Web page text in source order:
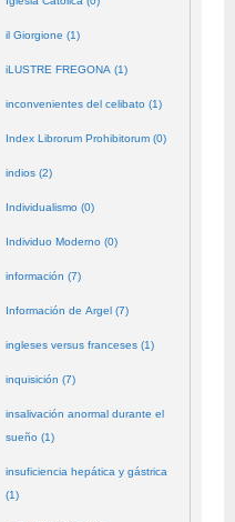
il Giorgione (1)
iLUSTRE FREGONA (1)
inconvenientes del celibato (1)
Index Librorum Prohibitorum (0)
indios (2)
Individualismo (0)
Individuo Moderno (0)
información (7)
Información de Argel (7)
ingleses versus franceses (1)
inquisición (7)
insalivación anormal durante el
sueño (1)
insuficiencia hepática y gástrica
(1)